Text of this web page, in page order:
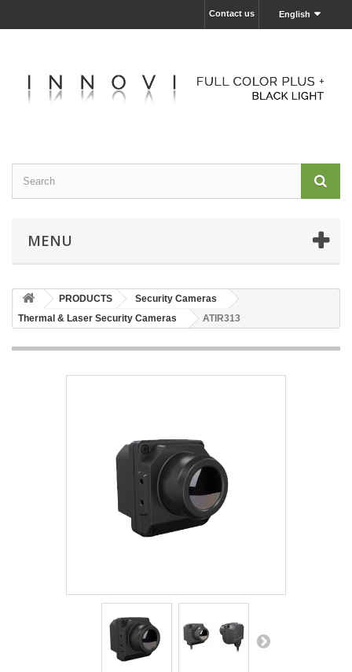
English
Contact us
MENU
PRODUCTS
Security Cameras
Thermal & Laser Security Cameras
ATIR313